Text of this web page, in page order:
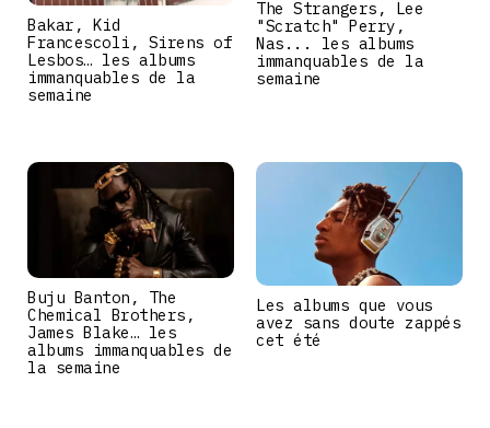
Bakar, Kid
Francescoli, Sirens of
Lesbos… les albums
immanquables de la
semaine
The Strangers, Lee
"Scratch" Perry,
Nas... les albums
immanquables de la
semaine
Buju Banton, The
Chemical Brothers,
James Blake… les
albums immanquables de
la semaine
Les albums que vous
avez sans doute zappés
cet été